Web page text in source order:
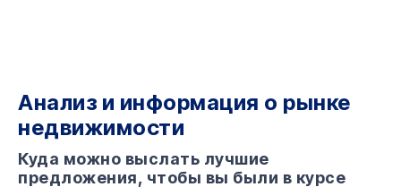
Анализ и информация о рынке
недвижимости
Куда можно выслать лучшие
предложения, чтобы вы были в курсе